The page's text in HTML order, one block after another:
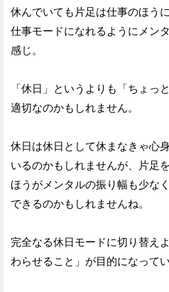
休んでいても片足は仕事のほう
仕事モードになれるようにメン
感じ。
「休日」というよりも「ちょっ
適切なのかもしれません。
休日は休日として休まなきゃ心
いるのかもしれませんが、片足
ほうがメンタルの振り幅も少な
できるのかもしれませんね。
完全なる休日モードに切り替え
わらせること」が目的になって